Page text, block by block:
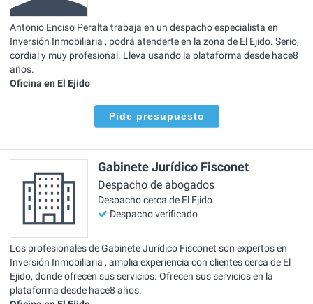
Antonio Enciso Peralta trabaja en un despacho especialista en
Inversión Inmobiliaria , podrá atenderte en la zona de El Ejido. Serio,
cordial y muy profesional. Lleva usando la plataforma desde hace8
años.
Oficina en El Ejido
Pide presupuesto
Gabinete Jurídico Fisconet
Despacho de abogados
Despacho cerca de El Ejido
Despacho verificado
Los profesionales de Gabinete Jurídico Fisconet son expertos en
Inversión Inmobiliaria , amplia experiencia con clientes cerca de El
Ejido, donde ofrecen sus servicios. Ofrecen sus servicios en la
plataforma desde hace8 años.